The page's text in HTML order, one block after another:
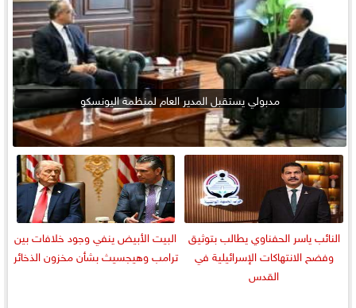
مدبولي يستقبل المدير العام لمنظمة اليونسكو
النائب ياسر الحفناوي يطالب بتوثيق
وفضح الانتهاكات الإسرائيلية في
القدس
البيت الأبيض ينفي وجود خلافات بين
ترامب وهيجسيث بشأن مخزون الذخائر